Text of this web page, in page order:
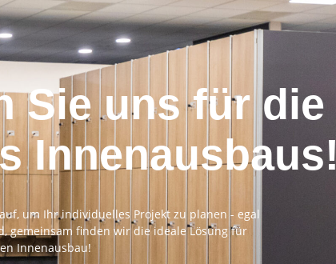
Sie uns für die
Innenausbaus!
um Ihr individuelles Projekt zu planen - egal
gemeinsam finden wir die ideale Lösung für
Innenausbau!